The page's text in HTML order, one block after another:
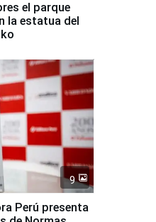
el parque
la estatua del
9
Perú presenta